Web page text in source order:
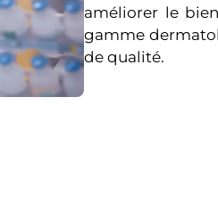
améliorer le
gamme
de qualité.